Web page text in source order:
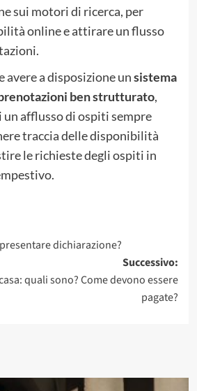
sui motori di ricerca, per
online e attirare un flusso
avere a disposizione unsistema
ben strutturato,
un afflusso di ospiti sempre
traccia delle disponibilità
le richieste degli ospiti in
dichiarazione?
Successivo:
quali sono? Come devono essere
pagate?